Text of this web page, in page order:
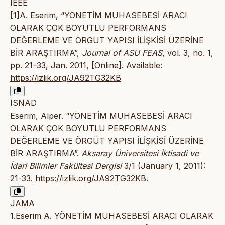
IEEE
[1]A. Eserim, “YÖNETİM MUHASEBESİ ARACI
OLARAK ÇOK BOYUTLU PERFORMANS
DEĞERLEME VE ÖRGÜT YAPISI İLİŞKİSİ ÜZERİNE
BİR ARAŞTIRMA”, Journal of ASU FEAS, vol. 3, no. 1,
pp. 21–33, Jan. 2011, [Online]. Available:
https://izlik.org/JA92TG32KB
ISNAD
Eserim, Alper. “YÖNETİM MUHASEBESİ ARACI
OLARAK ÇOK BOYUTLU PERFORMANS
DEĞERLEME VE ÖRGÜT YAPISI İLİŞKİSİ ÜZERİNE
BİR ARAŞTIRMA”. Aksaray Üniversitesi İktisadi ve
İdari Bilimler Fakültesi Dergisi3/1 (January 1, 2011):
21-33. https://izlik.org/JA92TG32KB.
JAMA
1.Eserim A. YÖNETİM MUHASEBESİ ARACI OLARAK